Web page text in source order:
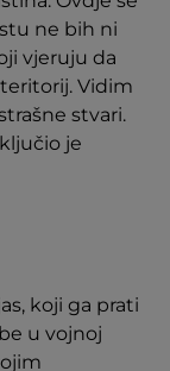
ne bih ni
vjeruju da
Vidim
stvari.
je
koji ga prati
u vojnoj